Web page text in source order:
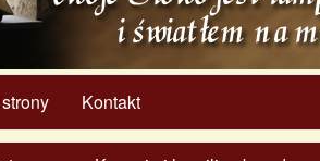
Kontakt